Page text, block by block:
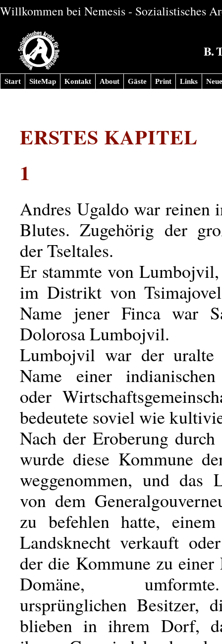
Willkommen bei Nemesis - Sozialistisches
B.
Start SiteMap Kontakt About Gäste Print Links
ERSTES KAPITEL
1
Andres Ugaldo war reinen
Blutes. Zugehörig der
der Tseltales.
Er stammte von
im Distrikt von
Name jener Finca war
Dolorosa Lumbojvil.
Lumbojvil war der uralte
Name einer
oder
bedeutete soviel wie
Nach der Eroberung
wurde diese Kommune
weggenommen, und das
von dem
zu befehlen hatte, einem
Landsknecht verkauft
der die Kommune zu einer
Domäne,
ursprünglichen Besitzer,
blieben in ihrem Dorf,